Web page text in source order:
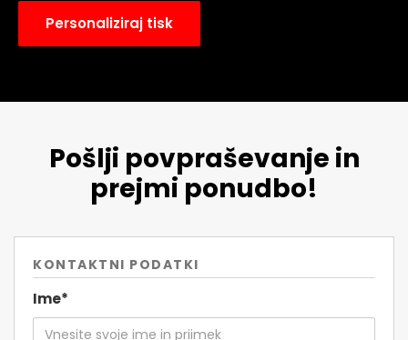
Personaliziraj tisk
Pošlji povpraševanje in
prejmi ponudbo!
KONTAKTNI PODATKI
Ime*